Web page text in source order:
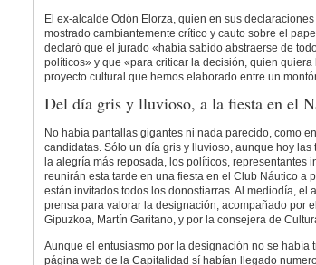
El ex-alcalde Odón Elorza, quien en sus
mostrado cambiantemente crítico y cauto sobre el
declaró que el jurado «había sabido abstraerse de
políticos» y que «para criticar la decisión, quien quiera
proyecto cultural que hemos elaborado entre un
Del día gris y lluvioso, a la fiesta en el
No había pantallas gigantes ni nada parecido, como
candidatas. Sólo un día gris y lluvioso, aunque hoy las
la alegría más reposada, los políticos, representantes
reunirán esta tarde en una fiesta en el Club Náutico a
están invitados todos los donostiarras. Al mediodía, el
prensa para valorar la designación, acompañado por
Gipuzkoa, Martín Garitano, y por la consejera de
Aunque el entusiasmo por la designación no se había
página web de la Capitalidad sí habían llegado